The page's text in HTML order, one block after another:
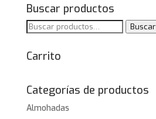
Buscar productos
Buscar
Buscar
Carrito
Categorías de productos
Almohadas